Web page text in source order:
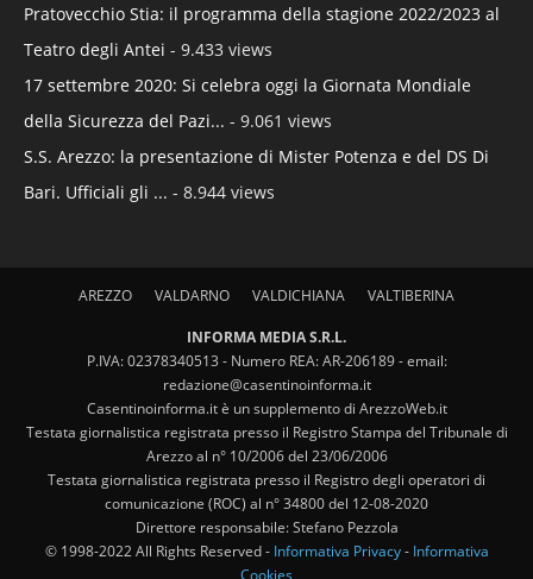
Pratovecchio Stia: il programma della stagione 2022/2023 al
Teatro degli Antei - 9.433 views
17 settembre 2020: Si celebra oggi la Giornata Mondiale
della Sicurezza del Pazi... - 9.061 views
S.S. Arezzo: la presentazione di Mister Potenza e del DS Di
Bari. Ufficiali gli ... - 8.944 views
AREZZO VALDARNO VALDICHIANA VALTIBERINA
INFORMA MEDIA S.R.L.
P.IVA: 02378340513 - Numero REA: AR-206189 - email:
redazione@casentinoinforma.it
Casentinoinforma.it è un supplemento di ArezzoWeb.it
Testata giornalistica registrata presso il Registro Stampa del Tribunale di
Arezzo al n° 10/2006 del 23/06/2006
Testata giornalistica registrata presso il Registro degli operatori di
comunicazione (ROC) al n° 34800 del 12-08-2020
Direttore responsabile: Stefano Pezzola
© 1998-2022 All Rights Reserved - Informativa Privacy- Informativa
Cookies